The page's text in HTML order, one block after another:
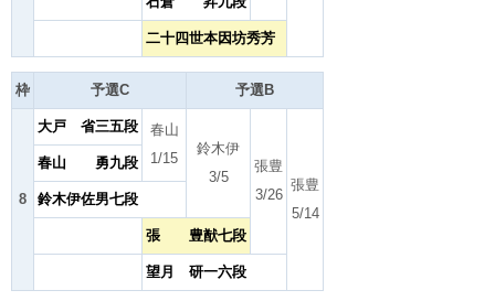
二十四世本因坊秀芳
枠 予選C 予選B
8
大戸 省三五段
春山
1/15
鈴木伊
3/5
張豊
3/26
張豊
5/14
春山 勇九段
鈴木伊佐男七段
張 豊猷七段
望月 研一六段